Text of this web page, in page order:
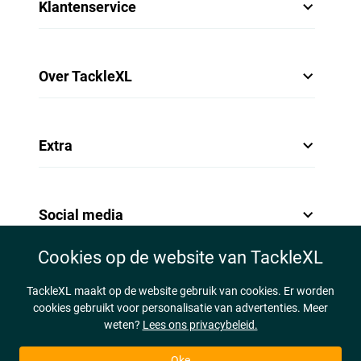
- Voorzien van een subtiele ratel
- Langzaam zinkend
- Jigspinner
- IJzersterke splitringen
- Ontwikkeld voor het vissen op roofblei en baars
- Ook geschikt voor andere roofvissen
- Veroorzaakt veel trillingen en een verleidelijke schommeling
Klantenservice
Over TackleXL
Extra
Social media
Cookies op de website van TackleXL
TackleXL maakt op de website gebruik van cookies. Er worden
cookies gebruikt voor personalisatie van advertenties. Meer
weten? Lees ons privacybeleid.